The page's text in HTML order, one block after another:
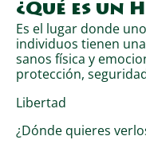
¿Qué es un
Es el lugar donde
individuos tienen
sanos física y
protección,
Libertad
¿Dónde quieres